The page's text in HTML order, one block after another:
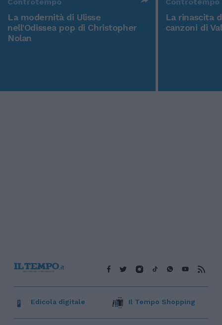
La modernità di Ulisse
nell'Odissea pop di Christopher
Nolan
La rinascita
canzoni di
Edicola digitale Il Tempo Shopping